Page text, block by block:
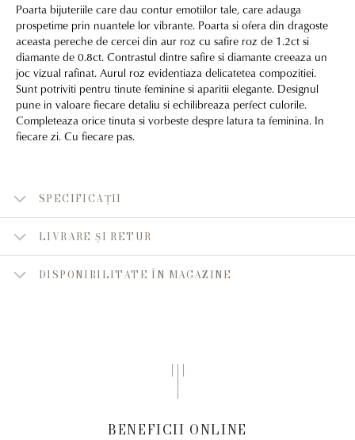
Poarta bijuteriile care dau contur emotiilor tale, care adauga
prospetime prin nuantele lor vibrante. Poarta si ofera din dragoste
aceasta pereche de cercei din aur roz cu safire roz de 1.2ct si
diamante de 0.8ct. Contrastul dintre safire si diamante creeaza un
joc vizual rafinat. Aurul roz evidentiaza delicatetea compozitiei.
Sunt potriviti pentru tinute feminine si aparitii elegante. Designul
pune in valoare fiecare detaliu si echilibreaza perfect culorile.
Completeaza orice tinuta si vorbeste despre latura ta feminina. In
fiecare zi. Cu fiecare pas.
SPECIFICAȚII
LIVRARE ȘI RETUR
DISPONIBILITATE ÎN MAGAZINE
BENEFICII ONLINE